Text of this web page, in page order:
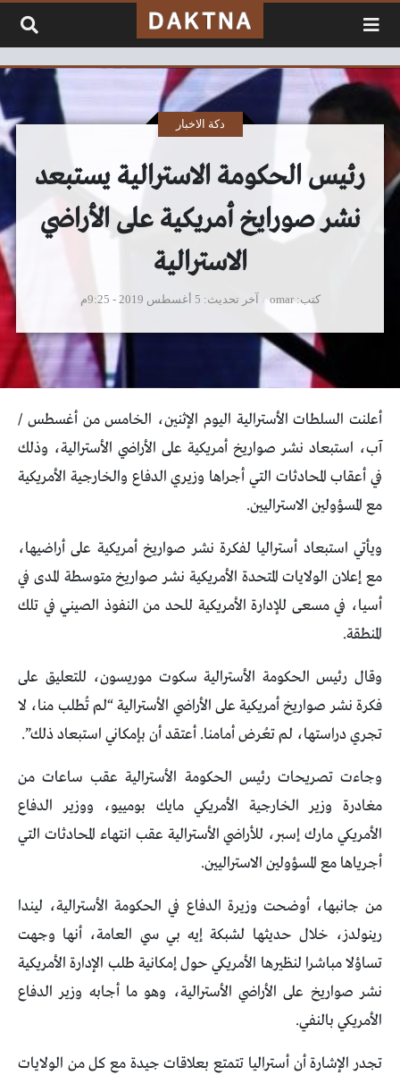
رئيس الحكومة الاسترالية يستبعد
نشر صورايخ أمريكية على الأراضي
الاسترالية
كتب omar
دكة الاخبار
آخر تحديث 5 أغسطس 2019 - 9:25م
أعلنت السلطات الأسترالية اليوم الإثنين، الخامس من أغسطس /
آب، استبعاد نشر صواريخ أمريكية على الأراضي الأسترالية، وذلك
في أعقاب المحادثات التي أجراها وزيري الدفاع والخارجية الأمريكية
مع المسؤولين الاستراليين.
ويأتي استبعاد أستراليا لفكرة نشر صواريخ أمريكية على أراضيها،
مع إعلان الولايات المتحدة الأمريكية نشر صواريخ متوسطة المدى في
أسيا، في مسعى للإدارة الأمريكية للحد من النفوذ الصيني في تلك
المنطقة.
وقال رئيس الحكومة الأسترالية سكوت موريسون، للتعليق على
فكرة نشر صواريخ أمريكية على الأراضي الأسترالية “لم تُطلب منا، لا
تجري دراستها، لم تعُرض أمامنا. أعتقد أن بإمكاني استبعاد ذلك”.
وجاءت تصريحات رئيس الحكومة الأسترالية عقب ساعات من
مغادرة وزير الخارجية الأمريكي مايك بومييو، ووزير الدفاع
الأمريكي مارك إسبر، للأراضي الأسترالية عقب انتهاء المحادثات التي
أجرياها مع المسؤولين الاستراليين.
من جانبها، أوضحت وزيرة الدفاع في الحكومة الأسترالية، ليندا
رينولدز، خلال حديثها لشبكة إيه بي سي العامة، أنها وجهت
تساؤلا مباشرا لنظيرها الأمريكي حول إمكانية طلب الإدارة الأمريكية
نشر صواريخ على الأراضي الأسترالية، وهو ما أجابه وزير الدفاع
الأمريكي بالنفي.
تجدر الإشارة أن أستراليا تتمتع بعلاقات جيدة مع كل من الولايات